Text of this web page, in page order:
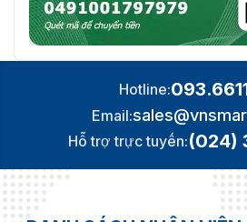
Hotline:
Email:
Hỗ trợ trực tuyến:(024)